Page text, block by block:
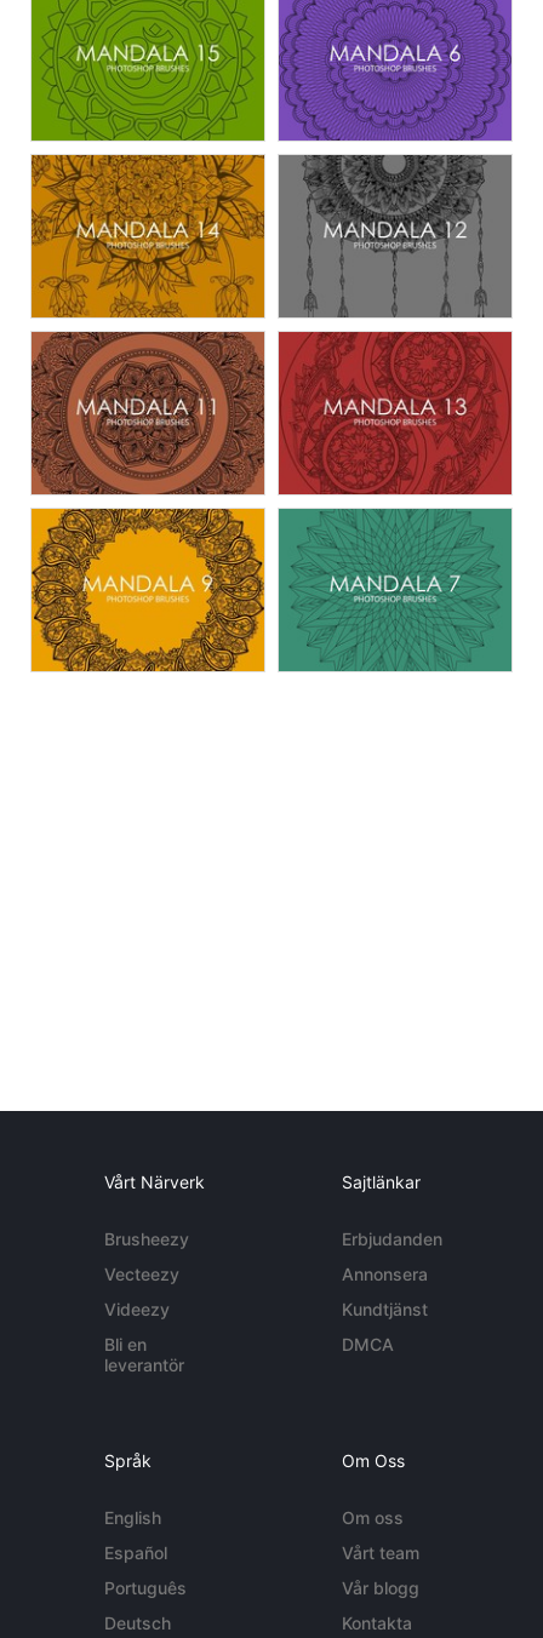
Vårt Närverk
Brusheezy
Vecteezy
Videezy
Bli en
leverantör
Sajtlänkar
Erbjudanden
Annonsera
Kundtjänst
DMCA
Språk
English
Español
Português
Deutsch
Om Oss
Om oss
Vårt team
Vår blogg
Kontakta